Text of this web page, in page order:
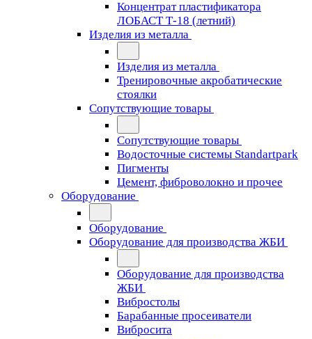
Концентрат пластификатора
ЛОБАСТ Т-18 (летний)
Изделия из металла
Изделия из металла
Тренировочные акробатические
стоялки
Сопутствующие товары
Сопутствующие товары
Водосточные системы Standartpark
Пигменты
Цемент, фиброволокно и прочее
Оборудование
Оборудование
Оборудование для производства ЖБИ
Оборудование для производства
ЖБИ
Вибростолы
Барабанные просеиватели
Вибросита